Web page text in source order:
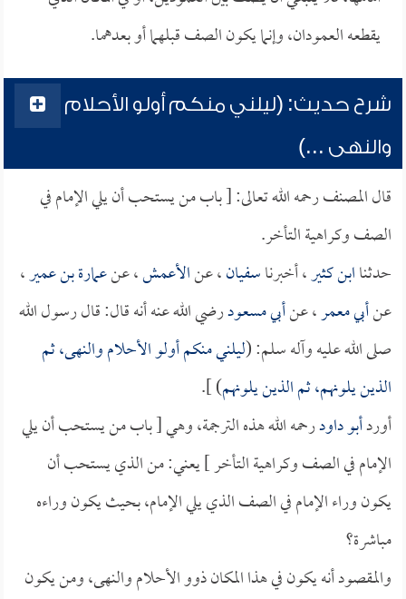
يقطعه العمودان، وإنما يكون الصف قبلهما أو بعدهما.
شرح حديث: (ليلني منكم أولو الأحلام
والنهى ...)
قال المصنف رحمه الله تعالى: [ باب من يستحب أن يلي الإمام في
الصف وكراهية التأخر.
حدثناابن كثير، أخبرناسفيان، عنالأعمش، عنعمارة بن عمير،
عنأبي معمر، عنأبي مسعودرضي الله عنه أنه قال: قال رسول الله
صلى الله عليه وآله سلم: (ليلني منكم أولو الأحلام والنهى، ثم
الذين يلونهم، ثم الذين يلونهم) ].
أوردأبو داودرحمه الله هذه الترجمة، وهي [ باب من يستحب أن يلي
الإمام في الصف وكراهية التأخر ] يعني: من الذي يستحب أن
يكون وراء الإمام في الصف الذي يلي الإمام، بحيث يكون وراءه
مباشرة؟
والمقصود أنه يكون في هذا المكان ذوو الأحلام والنهى، ومن يكون